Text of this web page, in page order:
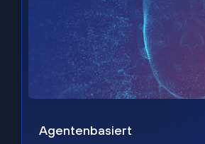
Agentenbasiert